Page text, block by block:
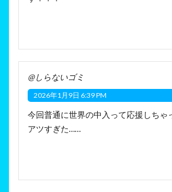
@しらないゴミ
2026年1月9日 6:39 PM
今回普通に世界の中入って応援しち
アツすぎた……